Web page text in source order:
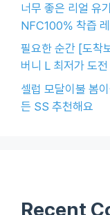
너무 좋은 리얼 유
NFC100% 착즙
필요한 순간 [도착
버니 L 최저가 도전
셀럽 모달이불 봄
든 SS 추천해요
Recent